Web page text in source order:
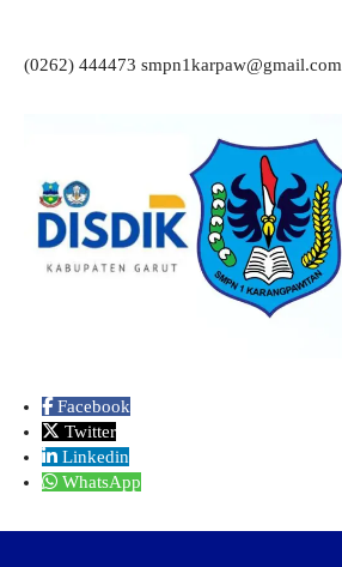
(0262) 444473 smpn1karpaw@gmail.com
Facebook
Twitter
Linkedin
WhatsApp